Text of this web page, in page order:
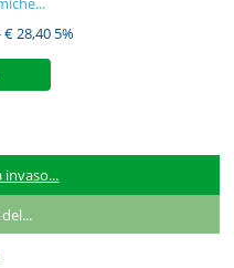
28,40 5%
invaso...